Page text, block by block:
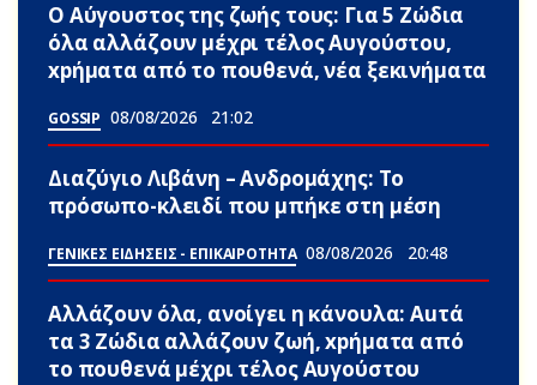
Ο Αύγουστος της ζωής τους: Για 5 Zώδια
όλα αλλάζουν μέχρι τέλος Αυγούστου,
xpήματα από το πουθενά, νέα ξεκινήματα
GOSSIP 08/08/2026 21:02
Διαζύγιο Λιβάνη – Ανδρομάχης: Το
πρόσωπο-κλειδί που μπήκε στη μέση
ΓΕΝΙΚΕΣ ΕΙΔΗΣΕΙΣ - ΕΠΙΚΑΙΡΟΤΗΤΑ 08/08/2026 20:48
Αλλάζουν όλα, ανοίγει η κάνουλα: Αuτά
τα 3 Zώδια αλλάζουν ζωή, xpήματα από
το πουθενά μέχρι τέλος Αυγούστου